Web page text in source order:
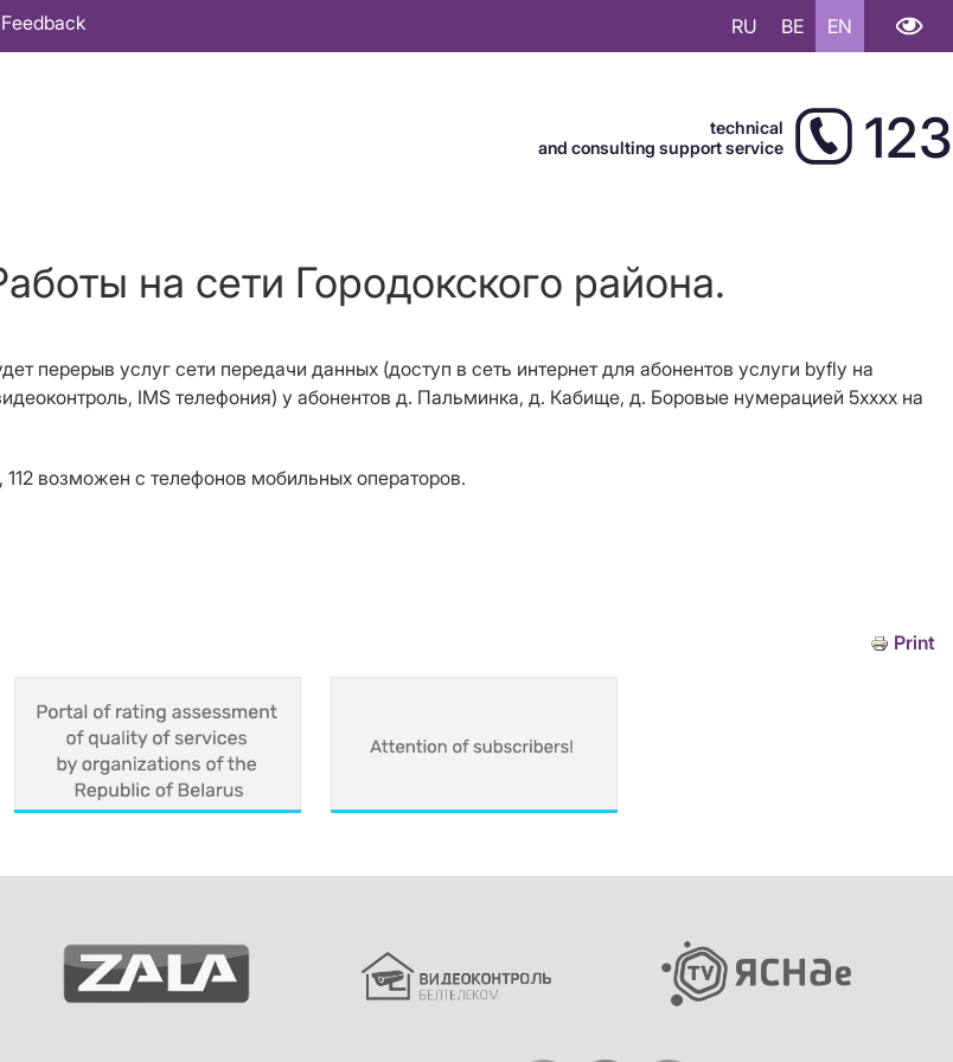
Feedback RU BE EN
technical
and consulting support service
123
на сети Городокского района.
перерыв услуг сети передачи данных (доступ в сеть интернет для абонентов услуги byfly на
IMS телефония) у абонентов д. Пальминка, д. Кабище, д. Боровые нумерацией 5хххх на
112 возможен с телефонов мобильных операторов.
Print